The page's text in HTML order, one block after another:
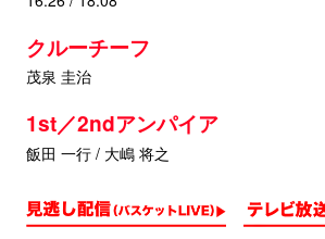
クルーチーフ
茂泉 圭治
1st／2ndアンパイア
飯田 一行 / 大嶋 将之